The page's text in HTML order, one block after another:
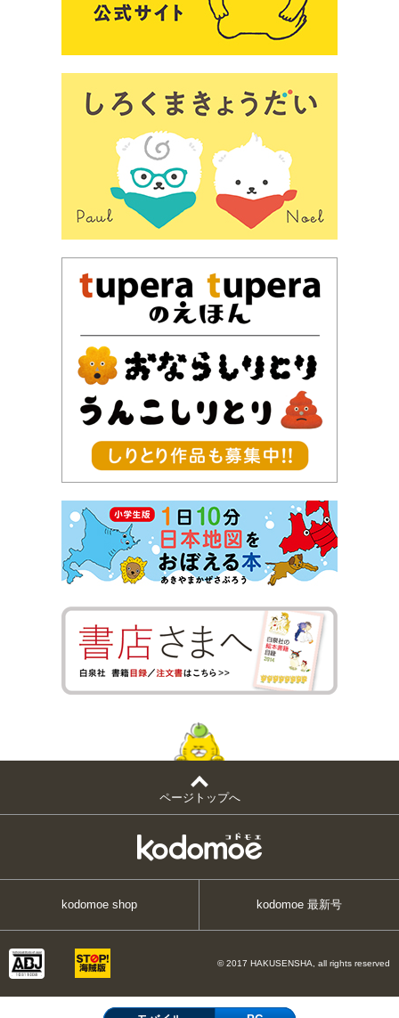
ページトップへ
kodomoe shop kodomoe 最新号
© 2017 HAKUSENSHA, all rights reserved